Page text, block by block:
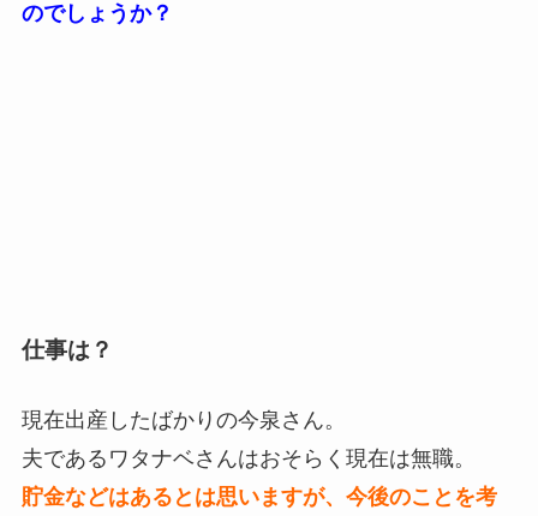
のでしょうか？
仕事は？
現在出産したばかりの今泉さん。
夫であるワタナベさんはおそらく現在は無職。
貯金などはあるとは思いますが、今後のことを考